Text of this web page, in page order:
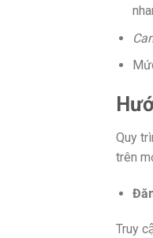
Quy
trên
Truy